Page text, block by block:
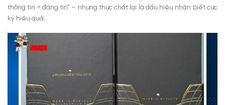
thông tin = đáng tin” – nhưng thực chất lại là dấu hiệu nhận biết cực
kỳ hiệu quả.